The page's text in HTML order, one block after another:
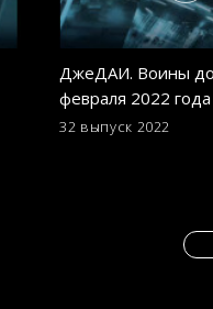
ДжеДАИ. Воины
февраля 2022 года
32 выпуск 2022